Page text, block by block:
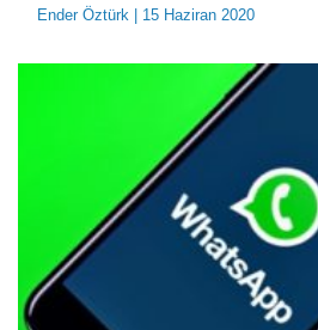
Ender Öztürk | 15 Haziran 2020